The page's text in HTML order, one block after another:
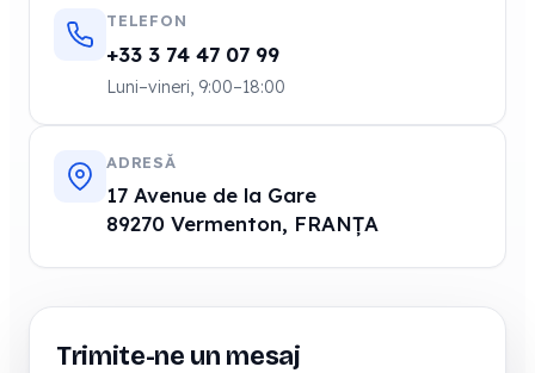
TELEFON
+33 3 74 47 07 99
Luni–vineri, 9:00–18:00
ADRESĂ
17 Avenue de la Gare
89270 Vermenton, FRANȚA
Trimite-ne un mesaj